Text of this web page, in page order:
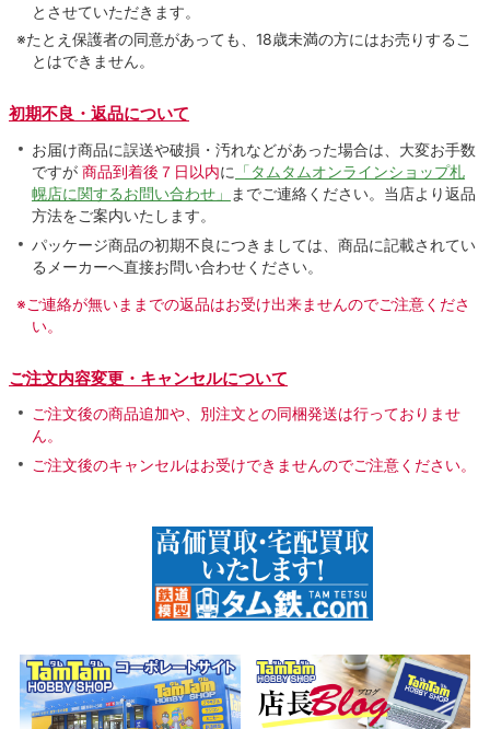
とさせていただきます。
※たとえ保護者の同意があっても、18歳未満の方にはお売りするこ
とはできません。
初期不良・返品について
お届け商品に誤送や破損・汚れなどがあった場合は、大変お手数
ですが 商品到着後７日以内に 「タムタムオンラインショップ札
幌店に関するお問い合わせ」
までご連絡ください。当店より返品
方法をご案内いたします。
パッケージ商品の初期不良につきましては、商品に記載されてい
るメーカーへ直接お問い合わせください。
※ご連絡が無いままでの返品はお受け出来ませんのでご注意くださ
い。
ご注文内容変更・キャンセルについて
ご注文後の商品追加や、別注文との同梱発送は行っておりませ
ん。
ご注文後のキャンセルはお受けできませんのでご注意ください。